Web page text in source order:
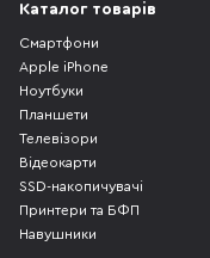
Каталог товарів
Смартфони
Apple iPhone
Ноутбуки
Планшети
Телевізори
Відеокарти
SSD-накопичувачі
Принтери та БФП
Навушники